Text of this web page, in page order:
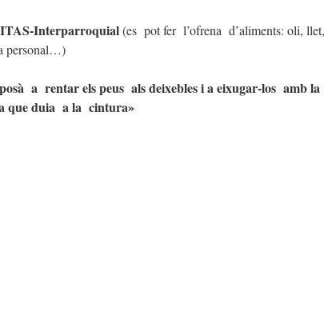
Interparroquial(es pot fer l’ofrena d’aliments: oli, llet,
personal…)
a rentar els peus als deixebles i a eixugar-los amb la
que duia a la cintura»